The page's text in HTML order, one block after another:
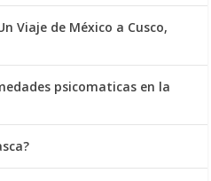
Viaje de México a Cusco,
psicomaticas en la